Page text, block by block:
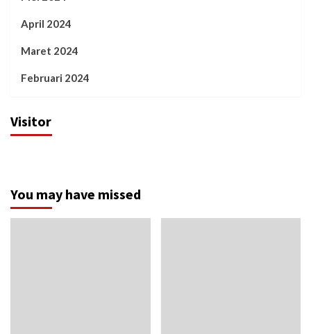
April 2024
Maret 2024
Februari 2024
Visitor
You may have missed